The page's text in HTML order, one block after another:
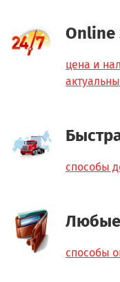
Online
цена и
актуальны
способы
Любые
способы